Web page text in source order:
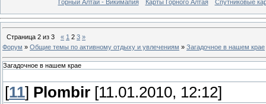
Горный Алтай - Викимапия
Карты Горного Алтая Спутниковые
Страница 2 из 3 « 1 2 3 »
Форум » Общие темы по активному отдыху и увлечениям » Загадочное в нашем крае
Загадочное в нашем крае
[11] Plombir [11.01.2010, 12:12]